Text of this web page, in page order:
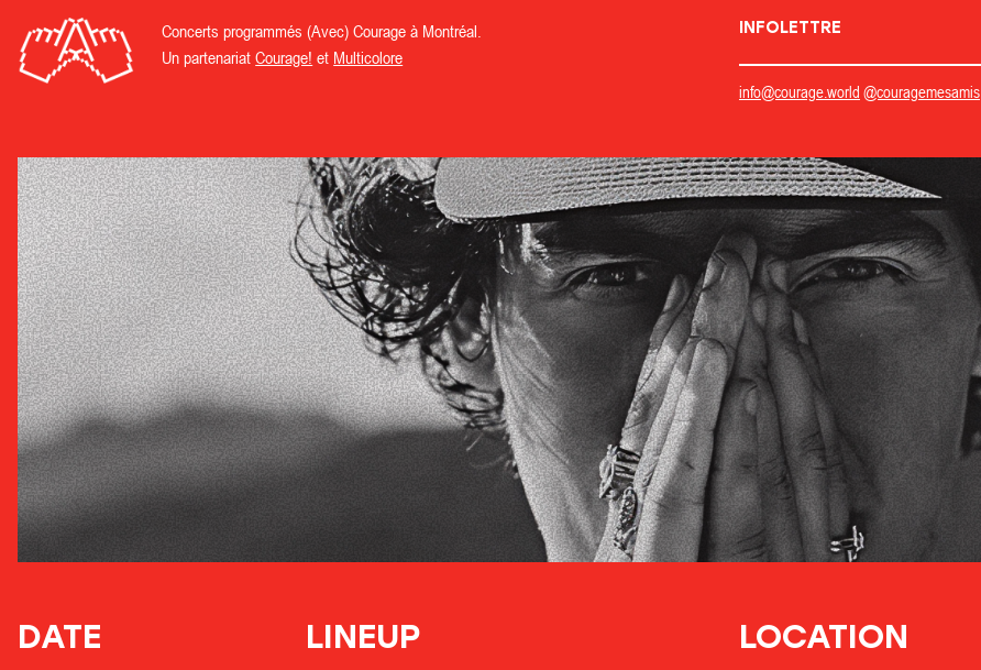
Concerts programmés (Avec) Courage à Montréal.
Un partenariatCourage! et Multicolore
INFOLETTRE
info@courage.world @couragemesamis
DATE LINEUP LOCATION